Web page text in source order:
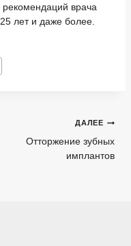
врача
лет и даже более.
ДАЛЕЕ
Отторжение зубных
имплантов